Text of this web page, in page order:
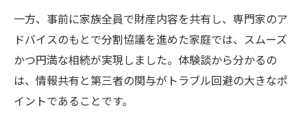
一方、事前に家族全員で財産内容を共有し、専門家のア
ドバイスのもとで分割協議を進めた家庭では、スムーズ
かつ円満な相続が実現しました。体験談から分かるの
は、情報共有と第三者の関与がトラブル回避の大きなポ
イントであることです。